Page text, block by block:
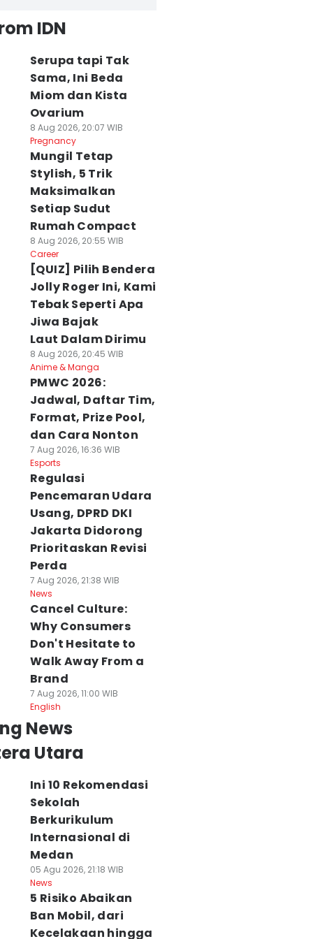
IDN
Serupa tapi Tak
Sama, Ini Beda
Miom dan Kista
Ovarium
8 Aug 2026, 20:07 WIB
Pregnancy
Mungil Tetap
Stylish, 5 Trik
Maksimalkan
Setiap Sudut
Rumah Compact
8 Aug 2026, 20:55 WIB
Career
[QUIZ] Pilih Bendera
Jolly Roger Ini, Kami
Tebak Seperti Apa
Jiwa Bajak
Laut Dalam Dirimu
8 Aug 2026, 20:45 WIB
Anime & Manga
PMWC 2026:
Jadwal, Daftar Tim,
Format, Prize Pool,
dan Cara Nonton
7 Aug 2026, 16:36 WIB
Esports
Regulasi
Pencemaran Udara
Usang, DPRD DKI
Jakarta Didorong
Prioritaskan Revisi
Perda
7 Aug 2026, 21:38 WIB
News
Cancel Culture:
Why Consumers
Don't Hesitate to
Walk Away From a
Brand
7 Aug 2026, 11:00 WIB
English
News
Utara
Ini 10 Rekomendasi
Sekolah
Berkurikulum
Internasional di
Medan
05 Agu 2026, 21:18 WIB
News
5 Risiko Abaikan
Ban Mobil, dari
Kecelakaan hingga